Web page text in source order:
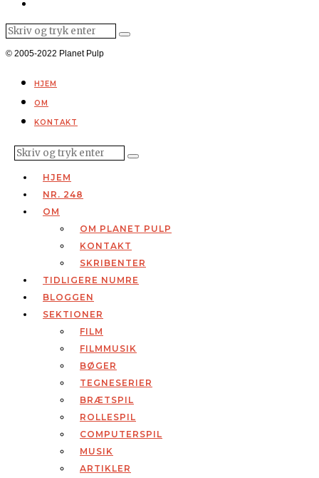
© 2005-2022 Planet Pulp
HJEM
OM
KONTAKT
HJEM
NR. 248
OM
OM PLANET PULP
KONTAKT
SKRIBENTER
TIDLIGERE NUMRE
BLOGGEN
SEKTIONER
FILM
FILMMUSIK
BØGER
TEGNESERIER
BRÆTSPIL
ROLLESPIL
COMPUTERSPIL
MUSIK
ARTIKLER